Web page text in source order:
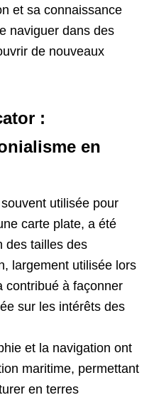
et sa connaissance
naviguer dans des
de nouveaux
:
en
utilisée pour
carte plate, a été
des tailles des
largement utilisée lors
contribué à façonner
sur les intérêts des
et la navigation ont
maritime, permettant
en terres